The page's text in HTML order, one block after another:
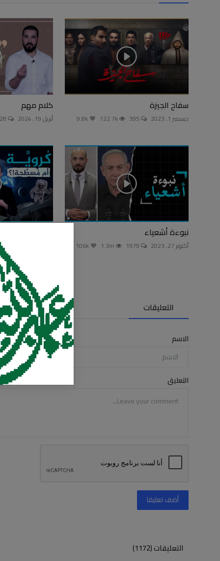
سفاح الجيزة
ديسمبر 1, 2023
كلام مهم
أبريل 19, 2024 528
نبوءة أشعياء
أكتوبر 27, 2023
نظرية الأرض
التعليقات
الاسم
التعليق
أضف تعليقا
التعليقات (1172)